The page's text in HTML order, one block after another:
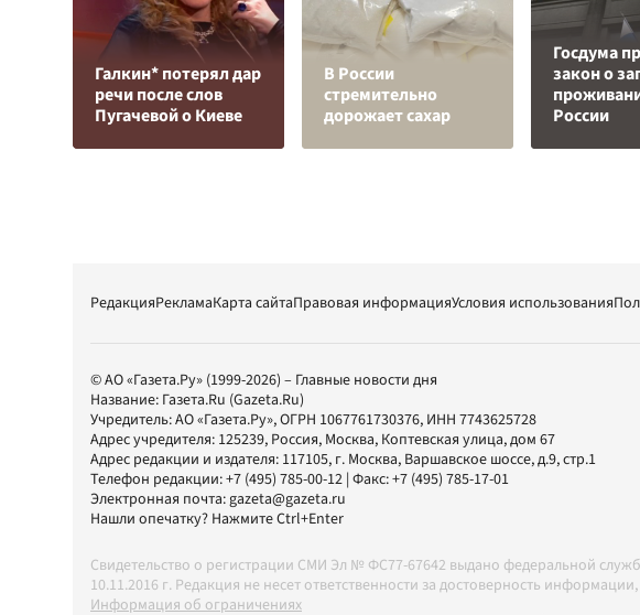
Галкин* потерял дар
речи после слов
Пугачевой о Киеве
В России
стремительно
дорожает сахар
Госдума
закон о
России
РедакцияРекламаКарта сайтаПравовая информацияУсловия использования
© АО «Газета.Ру» (1999-2026) – Главные новости дня
Название: Газета.Ru (Gazeta.Ru)
Учредитель:АО «Газета.Ру», ОГРН 1067761730376, ИНН 7743625728
Адрес учредителя: 125239, Россия, Москва, Коптевская улица, дом 67
Адрес редакции и издателя: 117105, г. Москва, Варшавское шоссе, д.9, стр.1
Телефон редакции:+7 (495) 785-00-12 | Факс:+7 (495) 785-17-01
Электронная почта:gazeta@gazeta.ru
Нашли опечатку? Нажмите Ctrl+Enter
Свидетельство о регистрации СМИ Эл № ФС77-67642 выдано федеральной
10.11.2016 г. Редакция не несет ответственности за достоверность
Информация об ограничениях